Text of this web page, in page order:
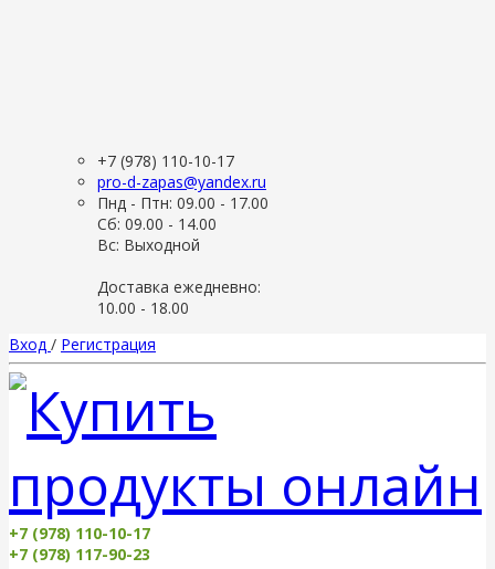
+7 (978) 110-10-17
pro-d-zapas@yandex.ru
Пнд - Птн: 09.00 - 17.00
Сб: 09.00 - 14.00
Вс: Выходной
Доставка ежедневно:
10.00 - 18.00
Вход / Регистрация
+7 (978) 110-10-17
+7 (978) 117-90-23